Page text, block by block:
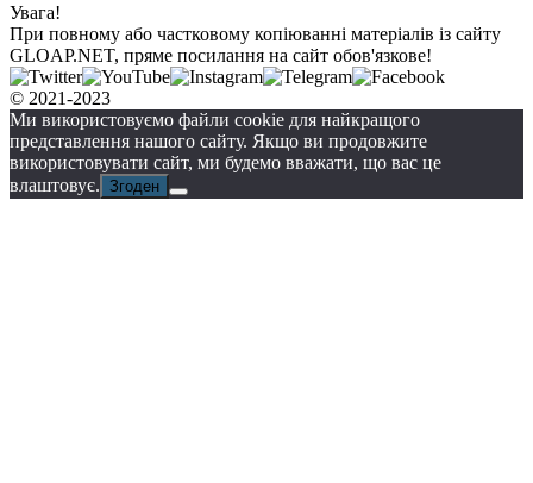
Увага!
При повному або частковому копіюванні матеріалів із сайту
GLOAP.NET, пряме посилання на сайт обов'язкове!
© 2021-2023
Ми використовуємо файли cookie для найкращого
представлення нашого сайту. Якщо ви продовжите
використовувати сайт, ми будемо вважати, що вас це
влаштовує. Згоден